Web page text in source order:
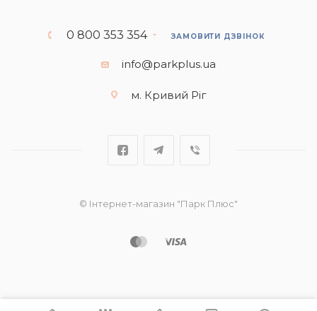
0 800 353 354 ЗАМОВИТИ ДЗВІНОК
info@parkplus.ua
м. Кривий Ріг
© Інтернет-магазин "Парк Плюс"